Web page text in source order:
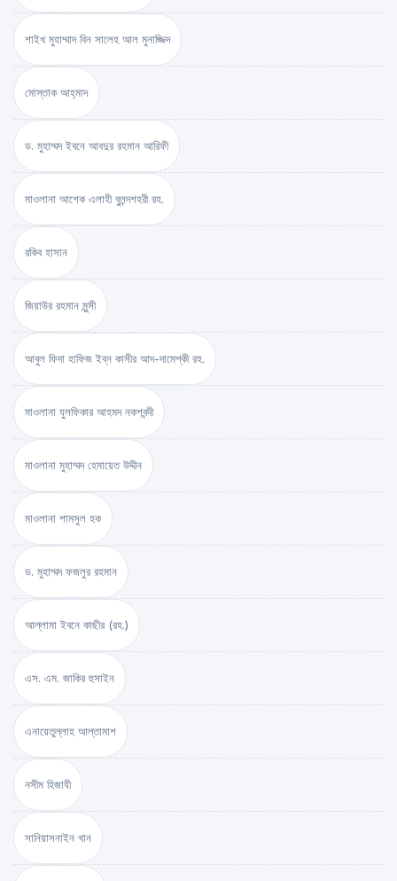
শাইখ মুহাম্মাদ বিন সালেহ আল মুনাজ্জিদ
মোস্তাক আহ্‌মাদ
ড. মুহাম্মদ ইবনে আবদুর রহমান আরিফী
মাওলানা আশেক এলাহী বুলন্দশহরী রহ.
রকিব হাসান
জিয়াউর রহমান মুন্সী
আবুল ফিদা হাফিজ ইব্‌ন কাসীর আদ-দামেশ্‌কী রহ.
মাওলানা যুলফিকার আহমদ নকশবন্দী
মাওলানা মুহাম্মদ হেমায়েত উদ্দীন
মাওলানা শামসুল হক
ড. মুহাম্মদ ফজলুর রহমান
আল্লামা ইবনে কাছীর (রহ.)
এস. এম. জাকির হুসাইন
এনায়েতুল্লাহ আল্‌তামাশ
নসীম হিজাযী
সানিয়াসনাইন খান